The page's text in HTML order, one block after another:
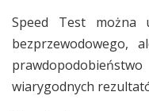
Speed Test można
bezprzewodowego,
wiarygodnych